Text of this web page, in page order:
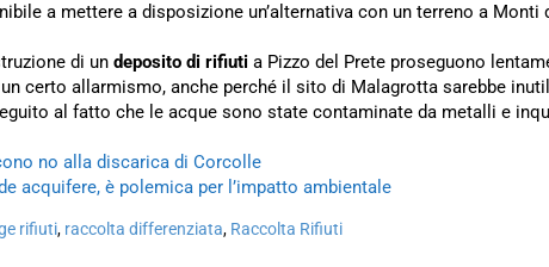
a mettere a disposizione un’alternativa con un terreno a Monti
di un deposito di rifiuti a Pizzo del Prete proseguono
certo allarmismo, anche perché il sito di Malagrotta sarebbe
al fatto che le acque sono state contaminate da metalli e
no alla discarica di Corcolle
acquifere, è polemica per l’impatto ambientale
rifiuti, raccolta differenziata, Raccolta Rifiuti